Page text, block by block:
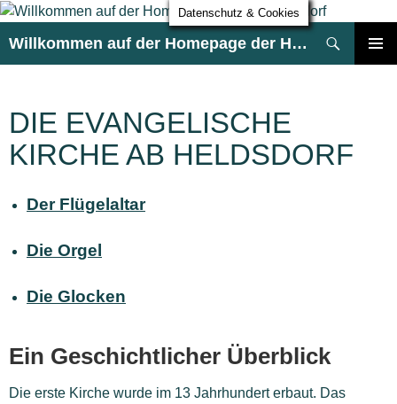
Willkommen auf der Homepage der HG Heldsdorf
DIE EVANGELISCHE
KIRCHE AB HELDSDORF
Der Flügelaltar
Die Orgel
Die Glocken
Ein Geschichtlicher Überblick
Die erste Kirche wurde im 13 Jahrhundert erbaut. Das
Datenschutz & Cookies